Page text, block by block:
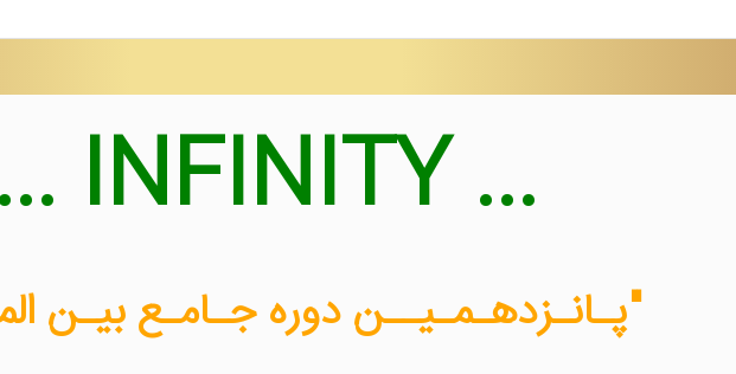
... INFINITY ...
"پـانـزدهـمـیــن دوره جـامـع بیـن